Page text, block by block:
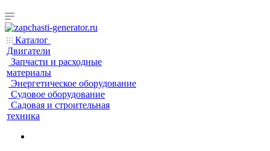
Каталог
Двигатели
Запчасти и расходные
материалы
Энергетическое оборудование
Судовое оборудование
Садовая и строительная
техника